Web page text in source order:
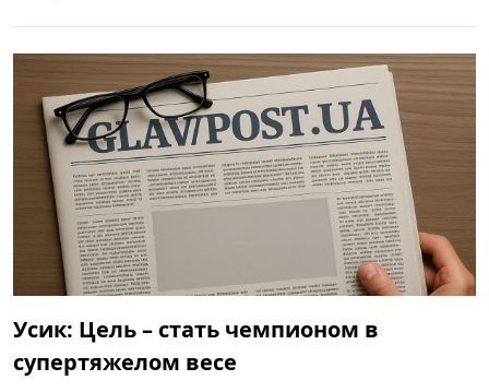
Усик: Цель – стать чемпионом в
супертяжелом весе